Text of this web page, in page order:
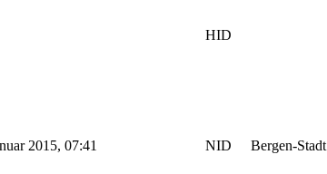
HID
2015, 07:41 NID Bergen-Stadt